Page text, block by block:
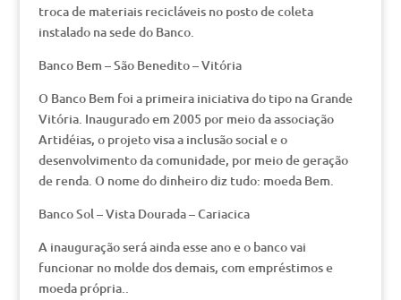
troca de materiais recicláveis no posto de coleta
instalado na sede do Banco.
Banco Bem – São Benedito – Vitória
O Banco Bem foi a primeira iniciativa do tipo na Grande
Vitória. Inaugurado em 2005 por meio da associação
Artidéias, o projeto visa a inclusão social e o
desenvolvimento da comunidade, por meio de geração
de renda. O nome do dinheiro diz tudo: moeda Bem.
Banco Sol – Vista Dourada – Cariacica
A inauguração será ainda esse ano e o banco vai
funcionar no molde dos demais, com empréstimos e
moeda própria..